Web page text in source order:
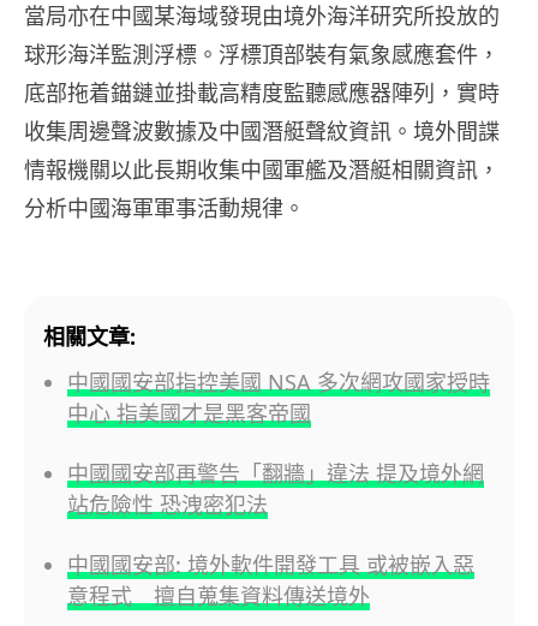
當局亦在中國某海域發現由境外海洋研究所投放的
球形海洋監測浮標。浮標頂部裝有氣象感應套件，
底部拖着錨鏈並掛載高精度監聽感應器陣列，實時
收集周邊聲波數據及中國潛艇聲紋資訊。境外間諜
情報機關以此長期收集中國軍艦及潛艇相關資訊，
分析中國海軍軍事活動規律。
相關文章:
中國國安部指控美國 NSA 多次網攻國家授時
中心 指美國才是黑客帝國
中國國安部再警告「翻牆」違法 提及境外網
站危險性 恐洩密犯法
中國國安部: 境外軟件開發工具 或被嵌入惡
意程式 擅自蒐集資料傳送境外